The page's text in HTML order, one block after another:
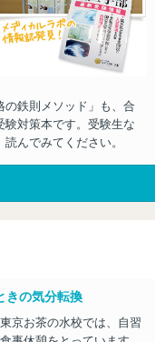
の鉄則メソッド」も、合
対策本です。受験生な
んでみてください。
きの気分転換
京お茶の水校では、自習